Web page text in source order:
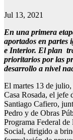
Jul 13, 2021
En una primera
aportados en partes
e Interior. El plan
prioritarios por las
desarrollo a nivel
El martes 13 de
Casa Rosada, el jefe
Santiago Cafiero,
Pedro y de Obras
Programa Federal
Social, dirigido a